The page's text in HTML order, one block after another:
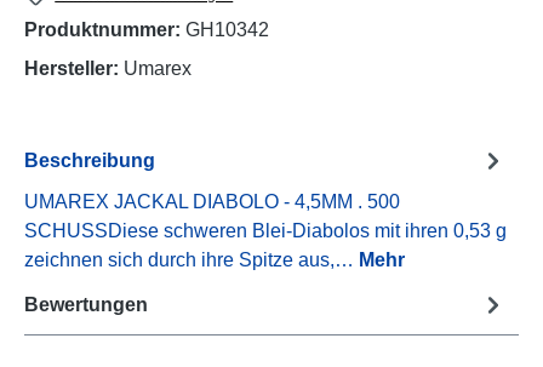
Produktnummer: GH10342
Hersteller: Umarex
Beschreibung
UMAREX JACKAL DIABOLO - 4,5MM . 500
SCHUSSDiese schweren Blei-Diabolos mit ihren 0,53 g
zeichnen sich durch ihre Spitze aus,… Mehr
Bewertungen